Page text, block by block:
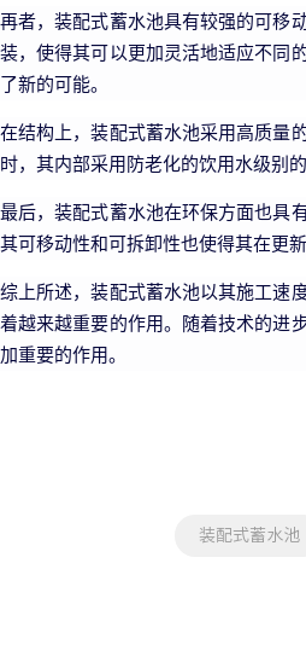
再者，装配式蓄水池具有较强的可移
装，使得其可以更加灵活地适应不同
了新的可能。
在结构上，装配式蓄水池采用高质量
时，其内部采用防老化的饮用水级别
最后，装配式蓄水池在环保方面也具
其可移动性和可拆卸性也使得其在更
综上所述，装配式蓄水池以其施工速
着越来越重要的作用。随着技术的进
加重要的作用。
装配式蓄水池